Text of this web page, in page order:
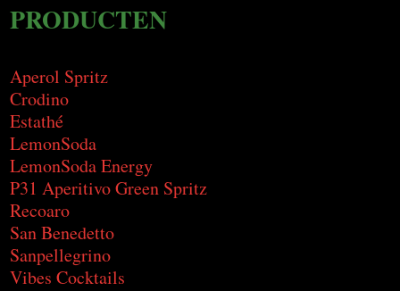
PRODUCTEN
Aperol Spritz
Crodino
Estathé
LemonSoda
LemonSoda Energy
P31 Aperitivo Green Spritz
Recoaro
San Benedetto
Sanpellegrino
Vibes Cocktails